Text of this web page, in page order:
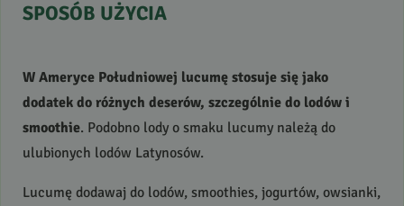
SPOSÓB UŻYCIA
W Ameryce Południowej lucumę stosuje się jako
dodatek do różnych deserów, szczególnie do lodów i
smoothie. Podobno lody o smaku lucumy należą do
ulubionych lodów Latynosów.
Lucumę dodawaj do lodów, smoothies, jogurtów, owsianki,